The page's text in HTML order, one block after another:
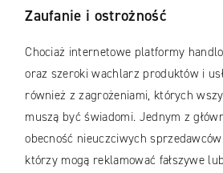
Zaufanie i ostrożność
Chociaż internetowe platformy
oraz szeroki wachlarz produktów i
również z zagrożeniami, których
muszą być świadomi. Jednym z
obecność nieuczciwych
którzy mogą reklamować fałszywe